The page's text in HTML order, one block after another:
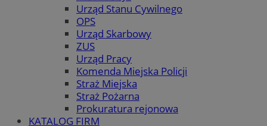
Urząd Stanu Cywilnego
OPS
Urząd Skarbowy
ZUS
Urząd Pracy
Komenda Miejska Policji
Straż Miejska
Straż Pożarna
Prokuratura rejonowa
KATALOG FIRM